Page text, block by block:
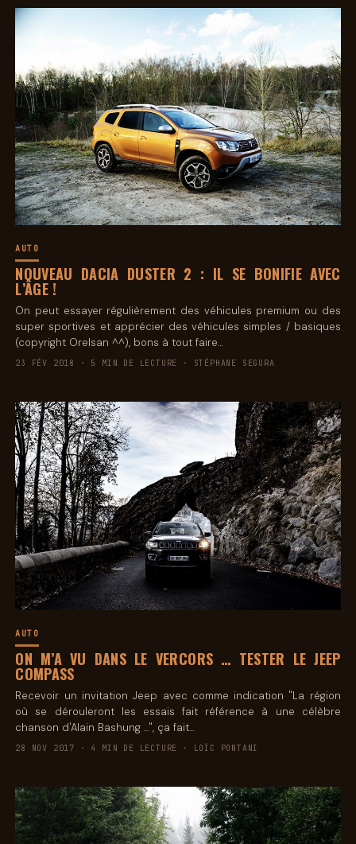
AUTO
NOUVEAU DACIA DUSTER 2 : IL SE BONIFIE AVEC
L’ÂGE !
On peut essayer régulièrement des véhicules premium ou des
super sportives et apprécier des véhicules simples / basiques
(copyright Orelsan ^^), bons à tout faire…
23 FÉV 2018 · 5 MIN DE LECTURE · STÉPHANE SEGURA
AUTO
ON M’A VU DANS LE VERCORS … TESTER LE JEEP
COMPASS
Recevoir un invitation Jeep avec comme indication "La région
où se dérouleront les essais fait référence à une célèbre
chanson d'Alain Bashung ...", ça fait…
28 NOV 2017 · 4 MIN DE LECTURE · LOÏC PONTANI